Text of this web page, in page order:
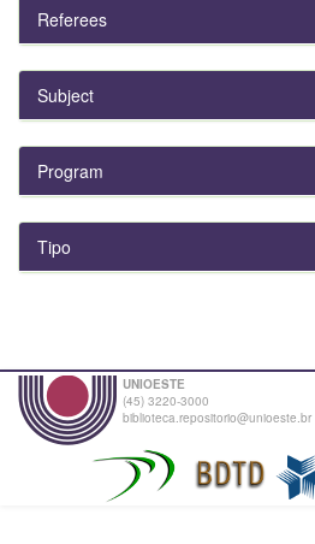
Referees
Subject
Program
Tipo
UNIOESTE
(45) 3220-3000
biblioteca.repositorio@unioeste.br